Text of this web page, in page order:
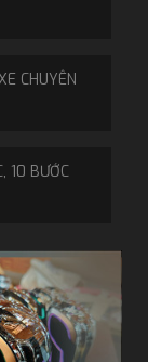
CHUYÊN
10 BƯỚC